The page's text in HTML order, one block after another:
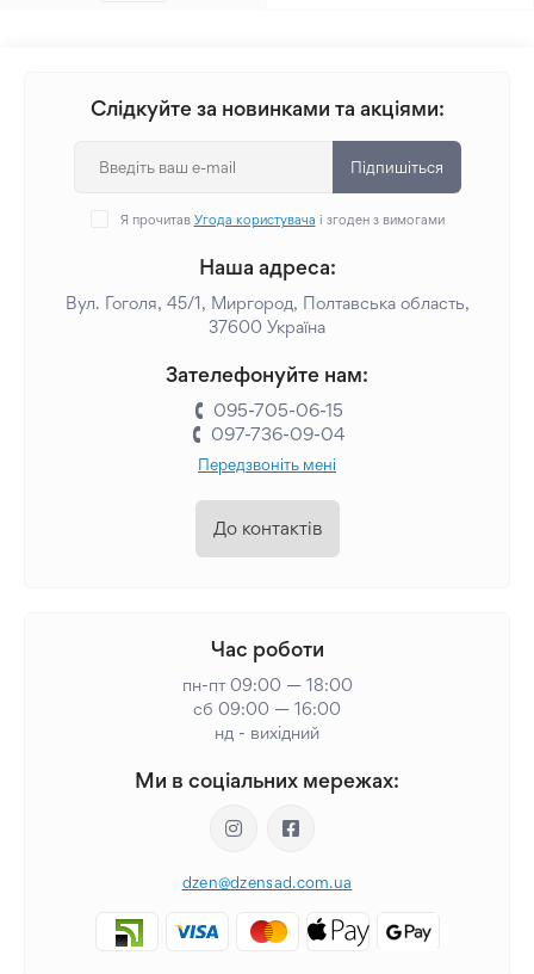
Слідкуйте за новинками та акціями:
Підпишіться
Я прочитав Угода користувача і згоден з вимогами
Наша адреса:
Вул. Гоголя, 45/1, Миргород, Полтавська область,
37600 Україна
Зателефонуйте нам:
095-705-06-15
097-736-09-04
Передзвоніть мені
До контактів
Час роботи
пн-пт 09:00 — 18:00
сб 09:00 — 16:00
нд - вихідний
Ми в соціальних мережах:
dzen@dzensad.com.ua